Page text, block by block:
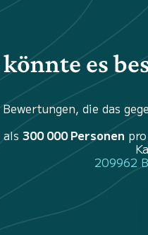
es
Bewertungen, die das
300 000 Personen
209962